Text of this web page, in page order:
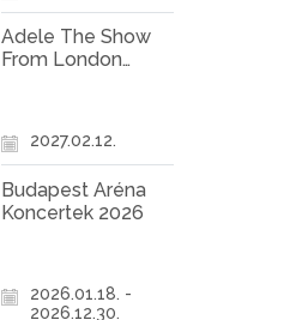
Adele The Show
From London
2027.02.12.
Budapest Aréna
Koncertek 2026
2026.01.18. -
2026.12.30.